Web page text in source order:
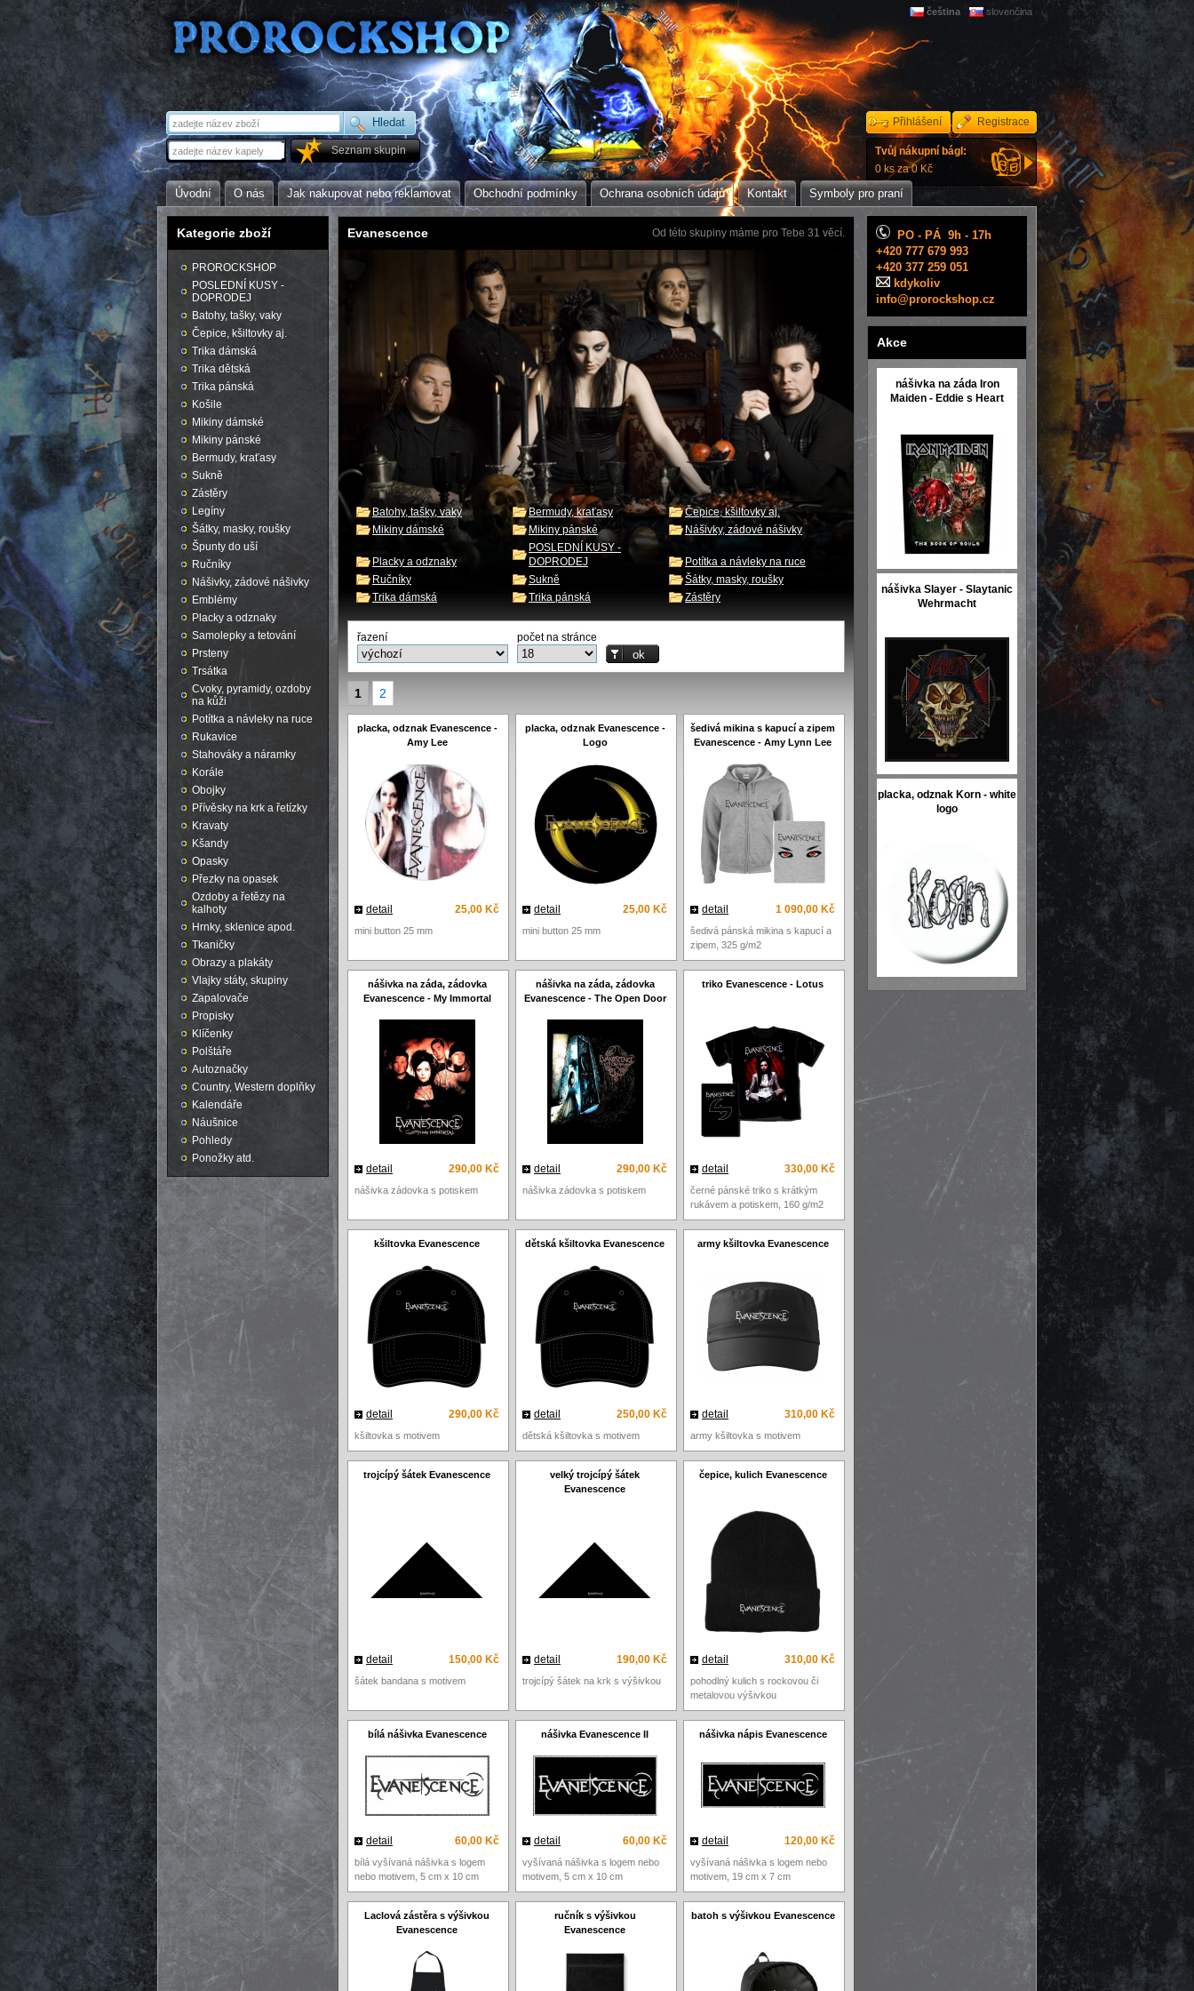
Seznam skupin
Přihlášení Registrace
Úvodní O nás Jak nakupovat nebo reklamovat Obchodní podmínky Ochrana osobních údajů Kontakt Symboly pro praní
čeština slovenčina
Tvůj nákupní bágl:
0 ks za 0 Kč
Od této skupiny máme pro Tebe 31 věcí.
Evanescence
Batohy, tašky, vaky Bermudy, kraťasy
Čepice, kšiltovky aj.
Mikiny dámské
Mikiny pánské Nášivky, zádové nášivky
Placky a odznaky
POSLEDNÍ KUSY -
DOPRODEJ
Potítka a návleky na ruce
Ručníky
Sukně
Šátky, masky, roušky
Trika dámská
Trika pánská Zástěry
řazení počet na stránce
1 2
placka, odznak Evanescence -
Amy Lee
placka, odznak Evanescence -
Logo
šedivá mikina s kapucí a zipem
Evanescence - Amy Lynn Lee
25,00 Kč
detail 25,00 Kč
detail 1 090,00 Kč
detail
mini button 25 mm mini button 25 mm
šedivá pánská mikina s kapucí a
zipem, 325 g/m2
nášivka na záda, zádovka
Evanescence - My Immortal
nášivka na záda, zádovka
Evanescence - The Open Door
triko Evanescence - Lotus
290,00 Kč
detail 290,00 Kč
detail 330,00 Kč
detail
nášivka zádovka s potiskem nášivka zádovka s potiskem
černé pánské triko s krátkým
rukávem a potiskem, 160 g/m2
kšiltovka Evanescence dětská kšiltovka Evanescence army kšiltovka Evanescence
290,00 Kč
detail 250,00 Kč
detail 310,00 Kč
detail
kšiltovka s motivem dětská kšiltovka s motivem army kšiltovka s motivem
trojcípý šátek Evanescence
velký trojcípý šátek
Evanescence
čepice, kulich Evanescence
150,00 Kč
detail 190,00 Kč
detail 310,00 Kč
detail
šátek bandana s motivem trojcípý šátek na krk s výšivkou
pohodlný kulich s rockovou či
metalovou výšivkou
bílá nášivka Evanescence nášivka Evanescence II nášivka nápis Evanescence
60,00 Kč
detail 60,00 Kč
detail 120,00 Kč
detail
bílá vyšívaná nášivka s logem
nebo motivem, 5 cm x 10 cm
vyšívaná nášivka s logem nebo
motivem, 5 cm x 10 cm
vyšívaná nášivka s logem nebo
motivem, 19 cm x 7 cm
Laclová zástěra s výšivkou
Evanescence
ručník s výšivkou
Evanescence
batoh s výšivkou Evanescence
Kategorie zboží
PROROCKSHOP
POSLEDNÍ KUSY -
DOPRODEJ
Batohy, tašky, vaky
Čepice, kšiltovky aj.
Trika dámská
Trika dětská
Trika pánská
Košile
Mikiny dámské
Mikiny pánské
Bermudy, kraťasy
Sukně
Zástěry
Legíny
Šátky, masky, roušky
Špunty do uší
Ručníky
Nášivky, zádové nášivky
Emblémy
Placky a odznaky
Samolepky a tetování
Prsteny
Trsátka
Cvoky, pyramidy, ozdoby
na kůži
Potítka a návleky na ruce
Rukavice
Stahováky a náramky
Korále
Obojky
Přívěsky na krk a řetízky
Kravaty
Kšandy
Opasky
Přezky na opasek
Ozdoby a řetězy na
kalhoty
Hrnky, sklenice apod.
Tkaničky
Obrazy a plakáty
Vlajky státy, skupiny
Zapalovače
Propisky
Klíčenky
Polštáře
Autoznačky
Country, Western doplňky
Kalendáře
Náušnice
Pohledy
Ponožky atd.
PO - PÁ 9h - 17h
+420 777 679 993
+420 377 259 051
kdykoliv
info@prorockshop.cz
Akce
nášivka na záda Iron
Maiden - Eddie s Heart
nášivka Slayer - Slaytanic
Wehrmacht
placka, odznak Korn - white
logo